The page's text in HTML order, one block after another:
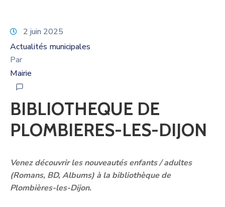
2 juin 2025
Actualités municipales
Par
Mairie
BIBLIOTHEQUE DE
PLOMBIERES-LES-DIJON
Venez découvrir les nouveautés enfants / adultes
(Romans, BD, Albums) à la bibliothèque de
Plombières-les-Dijon.